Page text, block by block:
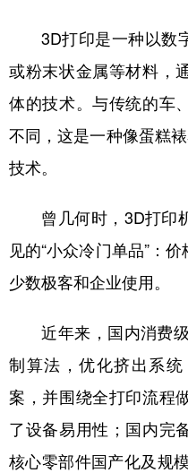
3D打印是一种以数
或粉末状金属等材料，
体的技术。与传统的车
不同，这是一种像蛋糕
技术。
曾几何时，3D打印
见的“小众冷门单品”：
少数极客和企业使用。
近年来，国内消费级
制算法，优化挤出系
案，并围绕全打印流程
了设备易用性；国内完
核心零部件国产化及规